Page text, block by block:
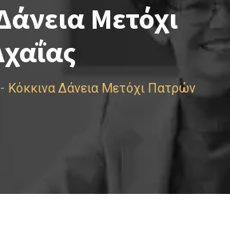
Μετόχι
- Κόκκινα Δάνεια Μετόχι Πατρών